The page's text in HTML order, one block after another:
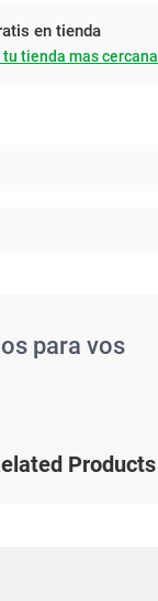
en tienda
tienda mas cercana
para vos
Products